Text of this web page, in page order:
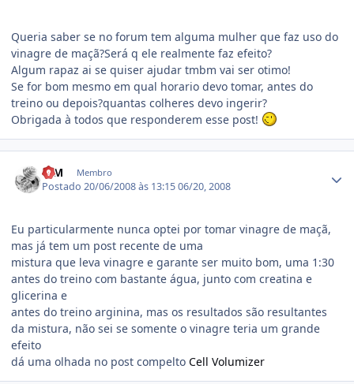
Queria saber se no forum tem alguma mulher que faz uso do
vinagre de maçã?Será q ele realmente faz efeito?
Algum rapaz ai se quiser ajudar tmbm vai ser otimo!
Se for bom mesmo em qual horario devo tomar, antes do
treino ou depois?quantas colheres devo ingerir?
Obrigada à todos que responderem esse post!
G.M Membro
Postado20/06/2008 às 13:1506/20, 2008
Eu particularmente nunca optei por tomar vinagre de maçã,
mas já tem um post recente de uma
mistura que leva vinagre e garante ser muito bom, uma 1:30
antes do treino com bastante água, junto com creatina e
glicerina e
antes do treino arginina, mas os resultados são resultantes
da mistura, não sei se somente o vinagre teria um grande
efeito
dá uma olhada no post compelto Cell Volumizer